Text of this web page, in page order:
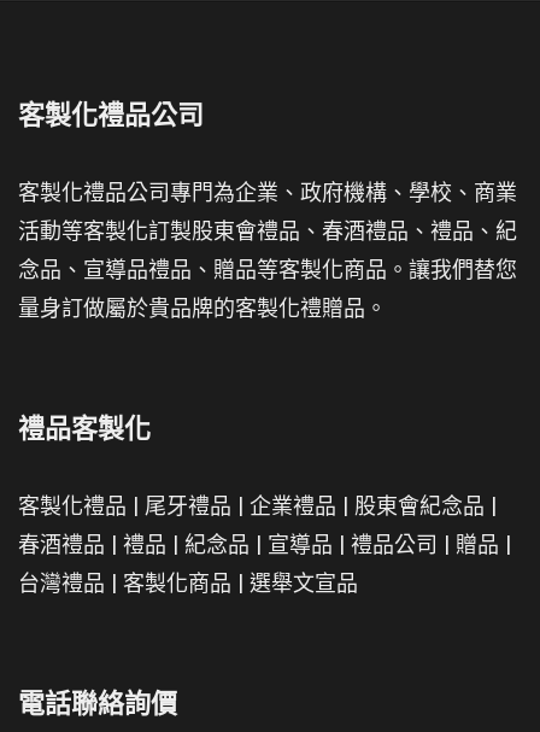
客製化禮品公司
客製化禮品公司專門為企業、政府機構、學校、商業
活動等客製化訂製股東會禮品、春酒禮品、禮品、紀
念品、宣導品禮品、贈品等客製化商品。讓我們替您
量身訂做屬於貴品牌的客製化禮贈品。
禮品客製化
客製化禮品 | 尾牙禮品 | 企業禮品 | 股東會紀念品 |
春酒禮品 | 禮品 | 紀念品 | 宣導品 | 禮品公司 | 贈品 |
台灣禮品 | 客製化商品 | 選舉文宣品
電話聯絡詢價